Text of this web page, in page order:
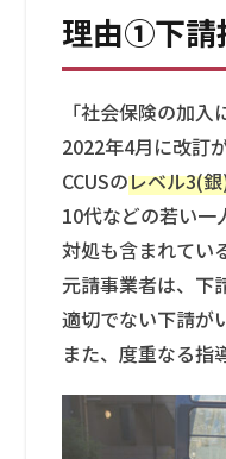
①
下
請
指
導
ガ
イ
ド
ラ
イ
ン
改
訂
2 理
理由①下請
「社会保険の加
2022年4月に改訂
CCUSのレベル3(
10代などの若い一
対処も含まれてい
元請事業者は、下
適切でない下請が
また、度重なる指